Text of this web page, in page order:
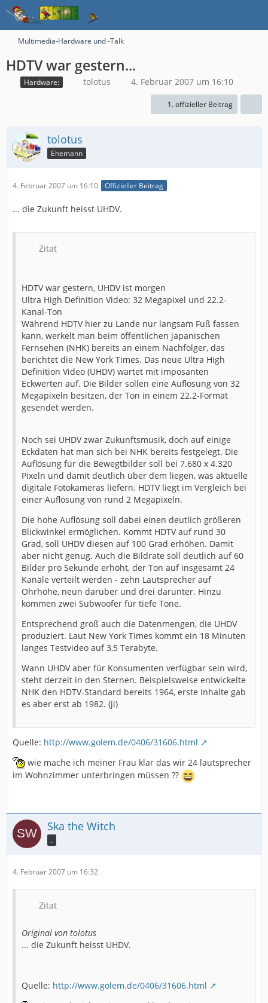
Multimedia-Hardware und -Talk
HDTV war gestern...
Hardware: tolotus 4. Februar 2007 um 16:10
1. offizieller Beitrag
tolotus
Ehemann
4. Februar 2007 um 16:10 Offizieller Beitrag
... die Zukunft heisst UHDV.
Zitat
HDTV war gestern, UHDV ist morgen
Ultra High Definition Video: 32 Megapixel und 22.2-
Kanal-Ton
Während HDTV hier zu Lande nur langsam Fuß fassen
kann, werkelt man beim öffentlichen japanischen
Fernsehen (NHK) bereits an einem Nachfolger, das
berichtet die New York Times. Das neue Ultra High
Definition Video (UHDV) wartet mit imposanten
Eckwerten auf. Die Bilder sollen eine Auflösung von 32
Megapixeln besitzen, der Ton in einem 22.2-Format
gesendet werden.
Noch sei UHDV zwar Zukunftsmusik, doch auf einige
Eckdaten hat man sich bei NHK bereits festgelegt. Die
Auflösung für die Bewegtbilder soll bei 7.680 x 4.320
Pixeln und damit deutlich über dem liegen, was aktuelle
digitale Fotokameras liefern. HDTV liegt im Vergleich bei
einer Auflösung von rund 2 Megapixeln.
Die hohe Auflösung soll dabei einen deutlich größeren
Blickwinkel ermöglichen. Kommt HDTV auf rund 30
Grad, soll UHDV diesen auf 100 Grad erhöhen. Damit
aber nicht genug. Auch die Bildrate soll deutlich auf 60
Bilder pro Sekunde erhöht, der Ton auf insgesamt 24
Kanäle verteilt werden - zehn Lautsprecher auf
Ohrhöhe, neun darüber und drei darunter. Hinzu
kommen zwei Subwoofer für tiefe Töne.
Entsprechend groß auch die Datenmengen, die UHDV
produziert. Laut New York Times kommt ein 18 Minuten
langes Testvideo auf 3,5 Terabyte.
Wann UHDV aber für Konsumenten verfügbar sein wird,
steht derzeit in den Sternen. Beispielsweise entwickelte
NHK den HDTV-Standard bereits 1964, erste Inhalte gab
es aber erst ab 1982. (ji)
Quelle: http://www.golem.de/0406/31606.html
wie mache ich meiner Frau klar das wir 24 lautsprecher
im Wohnzimmer unterbringen müssen ??
Ska the Witch
.
4. Februar 2007 um 16:32
Zitat
Original von tolotus
... die Zukunft heisst UHDV.
Quelle: http://www.golem.de/0406/31606.html